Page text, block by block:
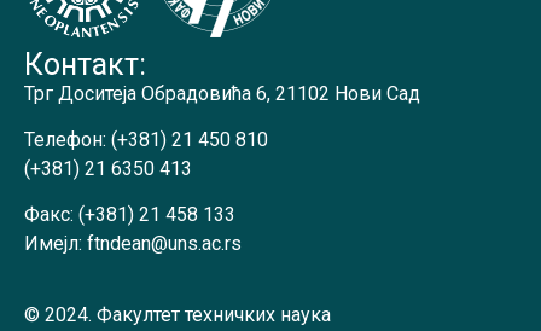
Контакт:
Трг Доситеја Обрадовића 6, 21102 Нови Сад
Телефон: (+381) 21 450 810
(+381) 21 6350 413
Факс: (+381) 21 458 133
Имејл: ftndean@uns.ac.rs
© 2024. Факултет техничких наука